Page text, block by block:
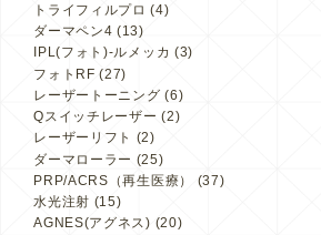
トライフィルプロ (4)
ダーマペン4 (13)
IPL(フォト)-ルメッカ (3)
フォトRF (27)
レーザートーニング (6)
Qスイッチレーザー (2)
レーザーリフト (2)
ダーマローラー (25)
PRP/ACRS（再生医療）
(37)
水光注射 (15)
AGNES(アグネス) (20)